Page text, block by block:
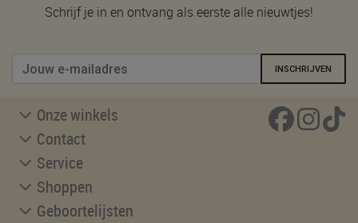
Schrijf je in en ontvang als eerste alle nieuwtjes!
INSCHRIJVEN
Onze winkels
Contact
Service
Shoppen
Geboortelijsten